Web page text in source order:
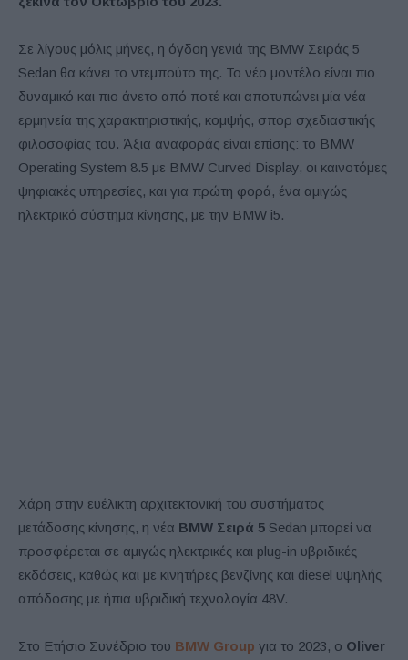
Σε λίγους μόλις μήνες, η όγδοη γενιά της BMW Σειράς 5
Sedan θα κάνει το ντεμπούτο της. Το νέο μοντέλο είναι πιο
δυναμικό και πιο άνετο από ποτέ και αποτυπώνει μία νέα
ερμηνεία της χαρακτηριστικής, κομψής, σπορ σχεδιαστικής
φιλοσοφίας του. Άξια αναφοράς είναι επίσης: το BMW
Operating System 8.5 με BMW Curved Display, οι καινοτόμες
ψηφιακές υπηρεσίες, και για πρώτη φορά, ένα αμιγώς
ηλεκτρικό σύστημα κίνησης, με την BMW i5.
Χάρη στην ευέλικτη αρχιτεκτονική του συστήματος
μετάδοσης κίνησης, η νέα BMW Σειρά 5 Sedan μπορεί να
προσφέρεται σε αμιγώς ηλεκτρικές και plug-in υβριδικές
εκδόσεις, καθώς και με κινητήρες βενζίνης και diesel υψηλής
απόδοσης με ήπια υβριδική τεχνολογία 48V.
Στο Ετήσιο Συνέδριο του BMW Group για το 2023, ο Oliver